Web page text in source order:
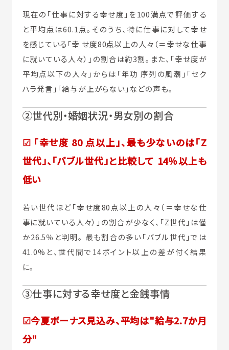
現在の「仕事に対する幸せ度」を100満点で評価する
と平均点は60.1点。そのうち、特に仕事に対して幸せ
を感じている「幸 せ度80点以上の人々（＝幸せな仕事
に就いている人々）」の割合は約3割。また、「幸せ度が
平均点以下の人々」からは「年功 序列の風潮」「セク
ハラ発言」「給与が上がらない」などの声も。
②世代別・婚姻状況・男女別の割合
☑ 「幸せ度 80 点以上」、最も少ないのは「Z
世代」、「バブル世代」と比較して 14％以上も
低い
若い世代ほど「幸せ度80点以上の人々（＝幸せな仕
事に就いている人々）」の割合が少なく、「Z世代」は僅
か26.5％と判明。 最も割合の多い「バブル世代」では
41.0%と、世代間で14ポイント以上の差が付く結果
に。
③仕事に対する幸せ度と金銭事情
☑今夏ボーナス見込み、平均は"給与2.7か月
分"